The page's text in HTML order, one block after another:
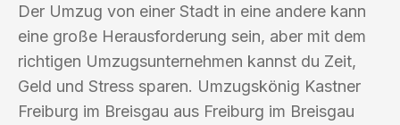
Der Umzug von einer Stadt in eine andere kann
eine große Herausforderung sein, aber mit dem
richtigen Umzugsunternehmen kannst du Zeit,
Geld und Stress sparen. Umzugskönig Kastner
Freiburg im Breisgau aus Freiburg im Breisgau